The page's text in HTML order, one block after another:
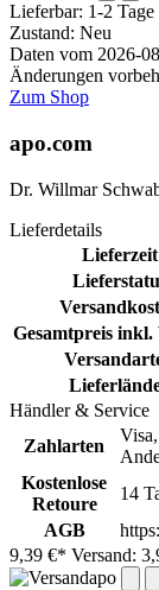
Lieferbar: 1-2 Tage
Zustand: Neu
Daten vom 2026-
Änderungen
Zum Shop
apo.com
Dr. Willmar
Lieferdetails
Lieferzeit
Gesamtpreis inkl.
Händler & Service
Zahlarten
Kostenlose
Retoure
14
AGB
9,39 €* Versand: